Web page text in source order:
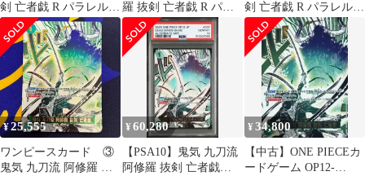
剣 亡者戯 R パラレル
OP12-037
羅 抜剣 亡者戯 R パラ
レル OP12-037 ワンピ
ースカード
剣 亡者戯 R パラレル
OP12-037
¥25,555
ワンピースカード ③
鬼気 九刀流 阿修羅 抜
¥60,280
【PSA10】鬼気 九刀流
阿修羅 抜剣 亡者戯
¥34,800
【中古】ONE PIECEカ
ードゲーム OP12-